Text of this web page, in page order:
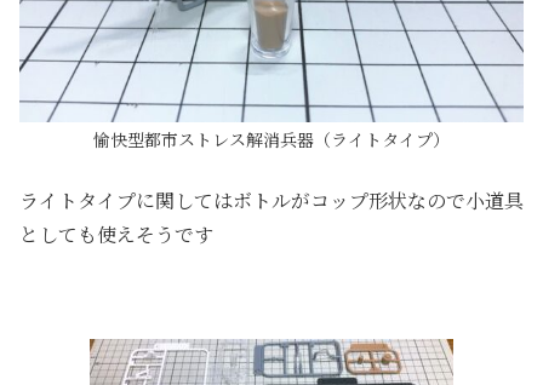
愉快型都市ストレス解消兵器（ライトタイプ）
ライトタイプに関してはボトルがコップ形状なので小道具
としても使えそうです